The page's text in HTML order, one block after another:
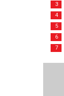
3
4
5
6
7